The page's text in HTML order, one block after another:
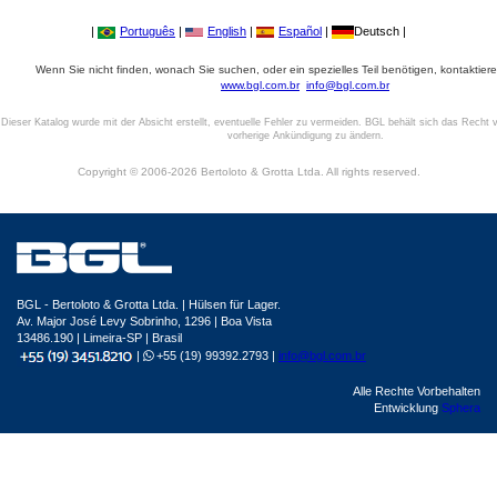
| Português | English | Español | Deutsch |
Wenn Sie nicht finden, wonach Sie suchen, oder ein spezielles Teil benötigen,
www.bgl.com.br info@bgl.com.br
Dieser Katalog wurde mit der Absicht erstellt, eventuelle Fehler zu vermeiden. BGL behält sich das Recht
vorherige Ankündigung zu ändern.
Copyright © 2006-2026 Bertoloto & Grotta Ltda. All rights reserved.
BGL - Bertoloto & Grotta Ltda. | Hülsen für Lager.
Av. Major José Levy Sobrinho, 1296 | Boa Vista
13486.190 | Limeira-SP | Brasil
|
+55 (19) 99392.2793 | info@bgl.com.br
Alle Rechte Vorbehalten
Entwicklung Sphera